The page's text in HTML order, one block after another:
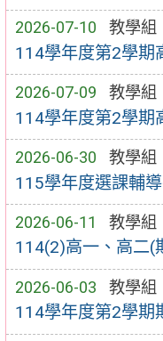
2026-07-10 教學組
114學年度第2學期
2026-07-09 教學組
114學年度第2學期
2026-06-30 教學組
115學年度選課輔
2026-06-11 教學組
114(2)高一、高二(
2026-06-03 教學組
114學年度第2學期